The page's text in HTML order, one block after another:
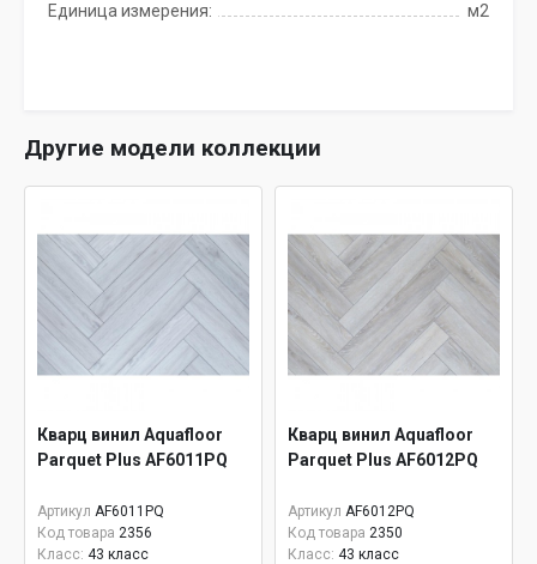
Единица измерения:
м2
Другие модели коллекции
Кварц винил Aquafloor
Parquet Plus AF6011PQ
Артикул AF6011PQ
Код товара 2356
Класс: 43 класс
Кварц винил Aquafloor
Parquet Plus AF6012PQ
Артикул AF6012PQ
Код товара 2350
Класс: 43 класс